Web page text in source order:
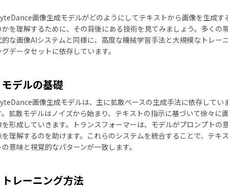
画像生成モデルがどのようにしてテキストから画像を生成す
かを理解するために、その背後にある技術を見てみましょう。多くの
的な画像AIシステムと同様に、高度な機械学習手法と大規模なトレー
データセットに依存しています。
モデルの基礎
画像生成モデルは、主に拡散ベースの生成手法に依存してい
。拡散モデルはノイズから始まり、テキストの指示に基づいて徐々に
を形成していきます。トランスフォーマーは、モデルがプロンプトの
を理解するのを助けます。これらのシステムを統合することで、テキ
意味と視覚的なパターンが一致します。
トレーニング方法